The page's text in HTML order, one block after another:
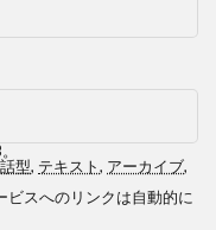
型, テキスト, アーカイブ,
スへのリンクは自動的に